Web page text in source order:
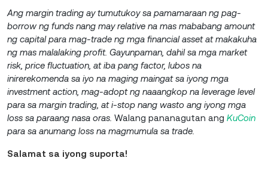
Ang margin trading ay tumutukoy sa pamamaraan ng pag-
borrow ng funds nang may relative na mas mababang amount
ng capital para mag-trade ng mga financial asset at makakuha
ng mas malalaking profit. Gayunpaman, dahil sa mga market
risk, price fluctuation, at iba pang factor, lubos na
inirerekomenda sa iyo na maging maingat sa iyong mga
investment action, mag-adopt ng naaangkop na leverage level
para sa margin trading, at i-stop nang wasto ang iyong mga
loss sa paraang nasa oras. Walang pananagutan ang KuCoin
para sa anumang loss na magmumula sa trade.
Salamat sa iyong suporta!